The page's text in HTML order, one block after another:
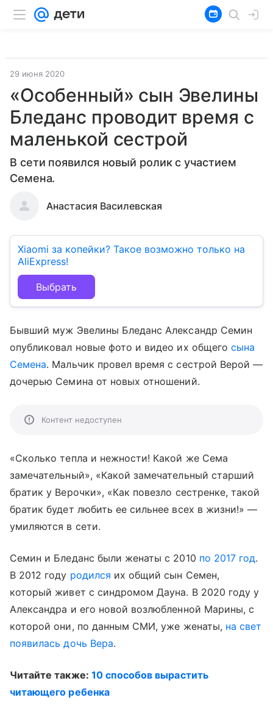
29 июня 2020
«Особенный» сын Эвелины
Бледанс проводит время с
маленькой сестрой
В сети появился новый ролик с участием
Семена.
Анастасия Василевская
Xiaomi за копейки? Такое возможно только на
AliExpress!
Выбрать
Бывший муж Эвелины Бледанс Александр Семин
опубликовал новые фото и видео их общего сына
Семена. Мальчик провел время с сестрой Верой —
дочерью Семина от новых отношений.
Контент недоступен
«Сколько тепла и нежности! Какой же Сема
замечательный», «Какой замечательный старший
братик у Верочки», «Как повезло сестренке, такой
братик будет любить ее сильнее всех в жизни!» —
умиляются в сети.
Семин и Бледанс были женаты с 2010 по 2017 год.
В 2012 году родился их общий сын Семен,
который живет с синдромом Дауна. В 2020 году у
Александра и его новой возлюбленной Марины, с
которой они, по данным СМИ, уже женаты, на свет
появилась дочь Вера.
Читайте также: 10 способов вырастить
читающего ребенка